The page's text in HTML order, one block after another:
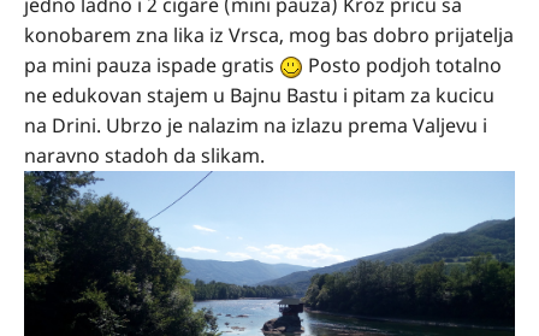
konobarem zna lika iz Vrsca, mog bas dobro prijatelja
pa mini pauza ispade gratis
Posto podjoh totalno
ne edukovan stajem u Bajnu Bastu i pitam za kucicu
na Drini. Ubrzo je nalazim na izlazu prema Valjevu i
naravno stadoh da slikam.